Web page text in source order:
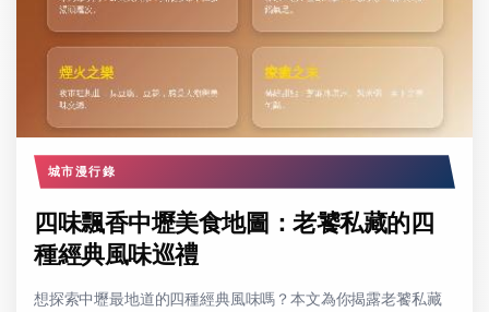
城市漫行錄
四味飄香中壢美食地圖：老饕私藏的四
種經典風味巡禮
想探索中壢最地道的四種經典風味嗎？本文為你揭露老饕私藏